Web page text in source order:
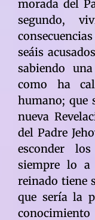
morada del
segundo,
seáis
sabiendo
como ha
humano; que
nueva
del Padre
esconder
siempre lo a
reinado tiene
que sería la